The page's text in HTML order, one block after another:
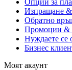
Изпращане &
Обратно
Промоции &
Нуждаете се
Бизнес
Моят акаунт